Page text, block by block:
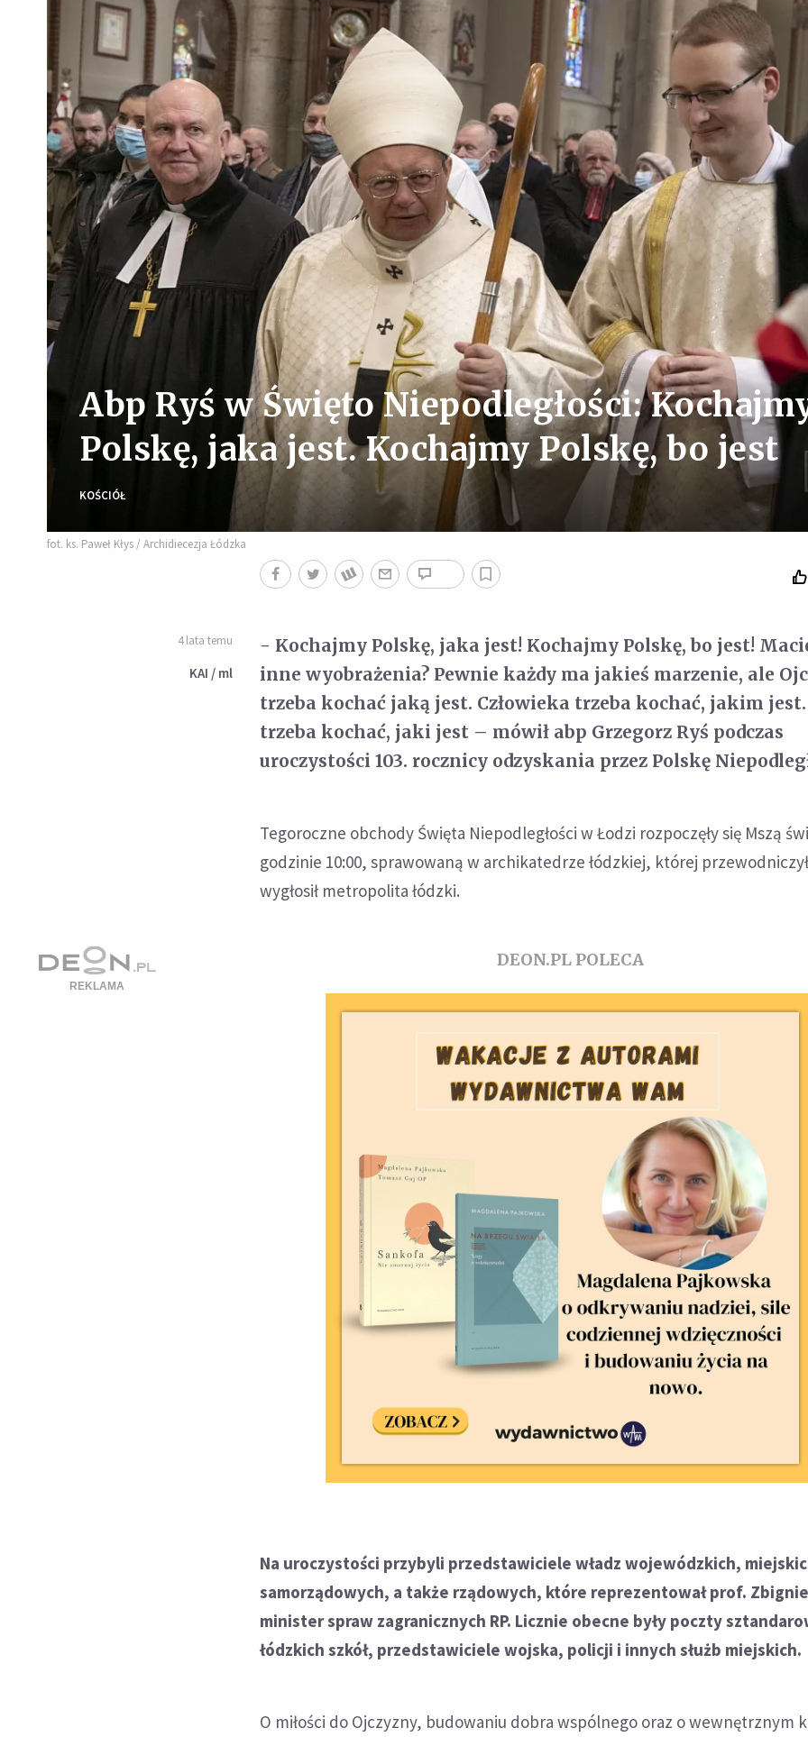
Abp Ryś w Święto Niepodległości:
Polskę, jaka jest. Kochajmy Polskę, bo jest
KOŚCIÓŁ
fot. ks. Paweł Kłys / Archidiecezja Łódzka
4 lata temu
KAI / ml
- Kochajmy Polskę, jaka jest! Kochajmy Polskę, bo jest!
inne wyobrażenia? Pewnie każdy ma jakieś marzenie, ale
trzeba kochać jaką jest. Człowieka trzeba kochać, jakim jest.
trzeba kochać, jaki jest – mówił abp Grzegorz Ryś podczas
uroczystości 103. rocznicy odzyskania przez Polskę
Tegoroczne obchody Święta Niepodległości w Łodzi rozpoczęły się Mszą
godzinie 10:00, sprawowaną w archikatedrze łódzkiej, której
wygłosił metropolita łódzki.
DEON.PL POLECA
Na uroczystości przybyli przedstawiciele władz wojewódzkich,
samorządowych, a także rządowych, które reprezentował prof.
minister spraw zagranicznych RP. Licznie obecne były poczty
łódzkich szkół, przedstawiciele wojska, policji i innych służb miejskich.
O miłości do Ojczyzny, budowaniu dobra wspólnego oraz o wewnętrznym